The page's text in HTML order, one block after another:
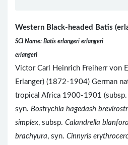
Western Black-headed Batis
SCI Name: Batis erlangeri erlangeri
erlangeri
Victor Carl Heinrich Freiherr von
Erlanger) (1872-1904) German
tropical Africa 1900-1901 (subsp.
syn. Bostrychia hagedash
simplex, subsp. Calandrella
brachyura, syn. Cinnyris